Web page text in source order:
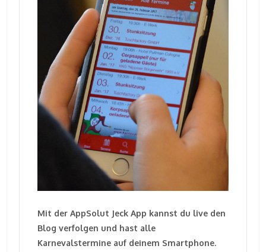
Mit der AppSolut Jeck App kannst du live den
Blog verfolgen und hast alle
Karnevalstermine auf deinem Smartphone.